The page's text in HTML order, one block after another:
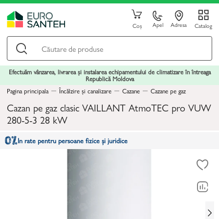
Coș Apel Adresa Catalog
Efectuăm vânzarea, livrarea și instalarea echipamentului de climatizare în întreaga
Republică Moldova
Pagina principala
Încălzire și canalizare Cazane Cazane pe gaz
Cazan pe gaz clasic VAILLANT AtmoTEC pro VUW
280-5-3 28 kW
In rate pentru persoane fizice și juridice